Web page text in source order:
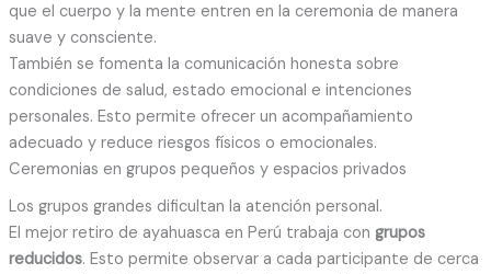
que el cuerpo y la mente entren en la ceremonia de manera
suave y consciente.
También se fomenta la comunicación honesta sobre
condiciones de salud, estado emocional e intenciones
personales. Esto permite ofrecer un acompañamiento
adecuado y reduce riesgos físicos o emocionales.
Ceremonias en grupos pequeños y espacios privados
Los grupos grandes dificultan la atención personal.
El mejor retiro de ayahuasca en Perú trabaja con grupos
reducidos. Esto permite observar a cada participante de cerca